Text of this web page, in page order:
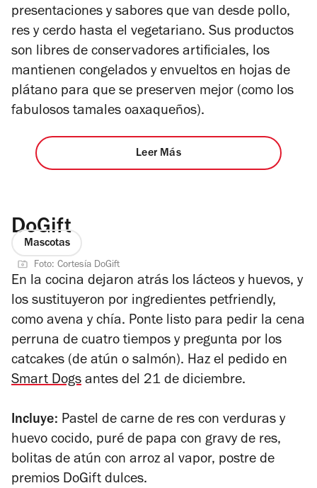
presentaciones y sabores que van desde pollo,
res y cerdo hasta el vegetariano. Sus productos
son libres de conservadores artificiales, los
mantienen congelados y envueltos en hojas de
plátano para que se preserven mejor (como los
fabulosos tamales oaxaqueños).
Leer Más
DoGift
Mascotas
Foto: Cortesía DoGift
En la cocina dejaron atrás los lácteos y huevos, y
los sustituyeron por ingredientes petfriendly,
como avena y chía. Ponte listo para pedir la cena
perruna de cuatro tiempos y pregunta por los
catcakes (de atún o salmón). Haz el pedido en
Smart Dogs antes del 21 de diciembre.
Incluye: Pastel de carne de res con verduras y
huevo cocido, puré de papa con gravy de res,
bolitas de atún con arroz al vapor, postre de
premios DoGift dulces.